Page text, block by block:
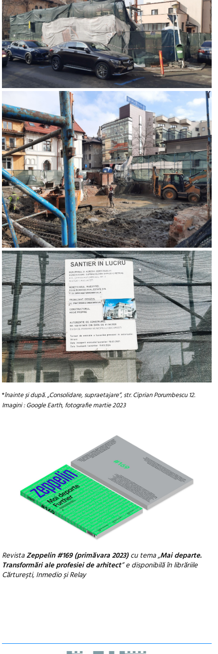
*înainte și după. „Consolidare, supraetajare”, str. Ciprian Porumbescu 12.
Imagini : Google Earth, fotografie martie 2023
RevistaZeppelin #169 (primăvara 2023)cu tema „Mai departe.
Transformări ale profesiei de arhitect” e disponibilă în librăriile
Cărturești, Inmedio și Relay